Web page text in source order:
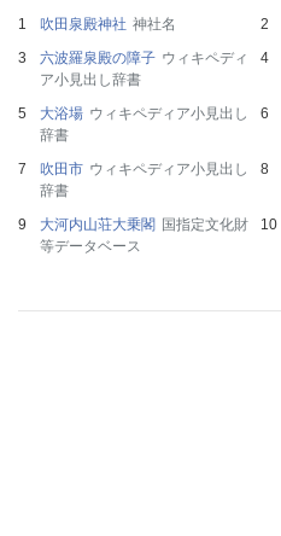
吹田泉殿神社 神社名
六波羅泉殿の障子 ウィキペディ
ア小見出し辞書
大浴場 ウィキペディア小見出し
辞書
吹田市 ウィキペディア小見出し
辞書
大河内山荘大乗閣 国指定文化財
等データベース